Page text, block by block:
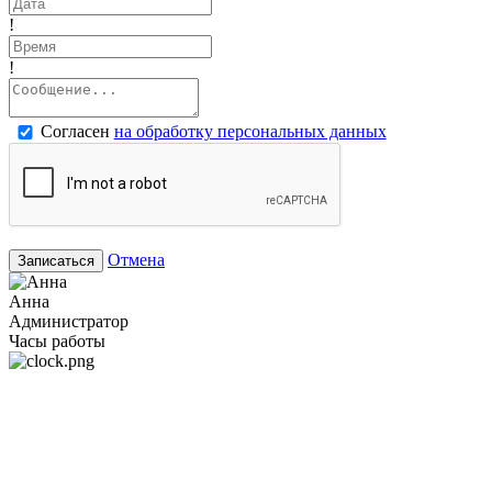
!
!
Согласен на обработку персональных данных
Записаться Отмена
Анна
Администратор
Часы работы